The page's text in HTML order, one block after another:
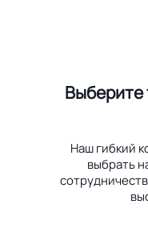
Наш гибкий
выбрать